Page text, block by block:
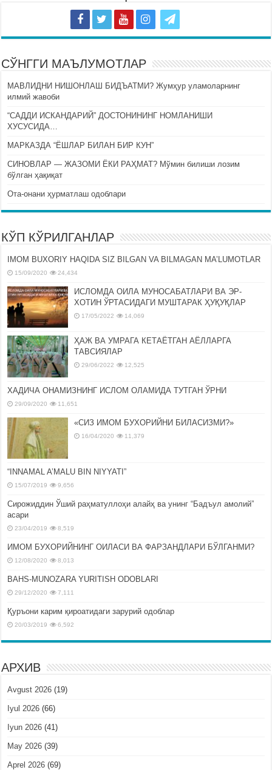
СЎНГГИ МАЪЛУМОТЛАР
МАВЛИДНИ НИШОНЛАШ БИДЪАТМИ? Жумҳур уламоларнинг
илмий жавоби
“САДДИ ИСКАНДАРИЙ” ДОСТОНИНИНГ НОМЛАНИШИ
ХУСУСИДА…
МАРКАЗДА “ЁШЛАР БИЛАН БИР КУН”
СИНОВЛАР — ЖАЗОМИ ЁКИ РАҲМАТ? Мўмин билиши лозим
бўлган ҳақиқат
Ота-онани ҳурматлаш одоблари
КЎП КЎРИЛГАНЛАР
IMOM BUXORIY HAQIDA SIZ BILGAN VA BILMAGAN MA’LUMOTLAR
15/09/2020 24,434
ИСЛОМДА ОИЛА МУНОСАБАТЛАРИ ВА ЭР-
ХОТИН ЎРТАСИДАГИ МУШТАРАК ҲУҚУҚЛАР
17/05/2022 14,069
ҲАЖ ВА УМРАГА КЕТАЁТГАН АЁЛЛАРГА
ТАВСИЯЛАР
29/06/2022 12,525
ХАДИЧА ОНАМИЗНИНГ ИСЛОМ ОЛАМИДА ТУТГАН ЎРНИ
29/09/2020 11,651
«СИЗ ИМОМ БУХОРИЙНИ БИЛАСИЗМИ?»
16/04/2020 11,379
“INNAMAL A’MALU BIN NIYYATI”
15/07/2019 9,656
Сирожиддин Ўший раҳматуллоҳи алайҳ ва унинг “Бадъул амолий”
асари
23/04/2019 8,519
ИМОМ БУХОРИЙНИНГ ОИЛАСИ ВА ФАРЗАНДЛАРИ БЎЛГАНМИ?
12/08/2020 8,013
BAHS-MUNOZARA YURITISH ODOBLARI
29/12/2020 7,111
Қуръони карим қироатидаги зарурий одоблар
20/03/2019 6,592
АРХИВ
Avgust 2026 (19)
Iyul 2026 (66)
Iyun 2026 (41)
May 2026 (39)
Aprel 2026 (69)